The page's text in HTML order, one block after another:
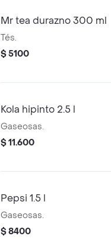
Mr tea durazno 300 ml
Tés.
$ 5100
Kola hipinto 2.5 l
Gaseosas.
$ 11.600
Pepsi 1.5 l
Gaseosas.
$ 8400